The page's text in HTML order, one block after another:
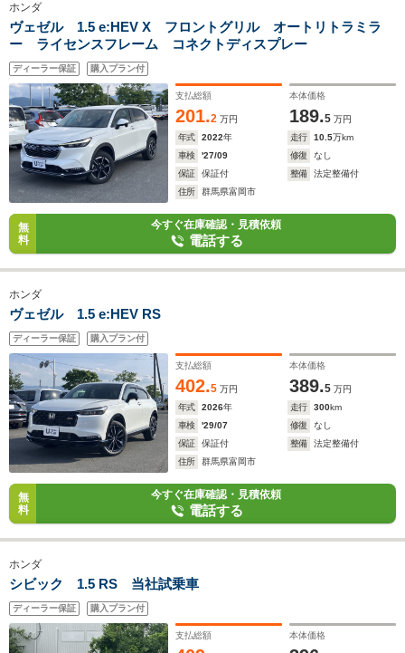
ホンダ
ヴェゼル 1.5 e:HEV X フロントグリル オートリトラミラ
ー ライセンスフレーム コネクトディスプレー
ディーラー保証 購入プラン付
支払総額
201.2 万円
本体価格
189.5 万円
年式
2022年 走行 10.5万km
車検
'27/09 修復
なし
保証
保証付 整備
法定整備付
住所
群馬県富岡市
無
料
今すぐ在庫確認・見積依頼
電話する
ホンダ
ヴェゼル 1.5 e:HEV RS
ディーラー保証 購入プラン付
支払総額
402.5 万円
本体価格
389.5 万円
年式
2026年 走行 300km
車検
'29/07 修復
なし
保証
保証付 整備
法定整備付
住所
群馬県富岡市
無
料
今すぐ在庫確認・見積依頼
電話する
ホンダ
シビック 1.5 RS 当社試乗車
ディーラー保証 購入プラン付
支払総額 本体価格